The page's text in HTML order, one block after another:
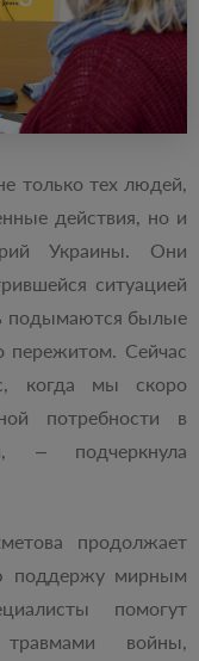
только тех людей,
действия, но и
Украины. Они
ситуацией
подымаются былые
пережитом. Сейчас
когда мы скоро
потребности в
– подчеркнула
продолжает
поддержу мирным
помогут
войны,